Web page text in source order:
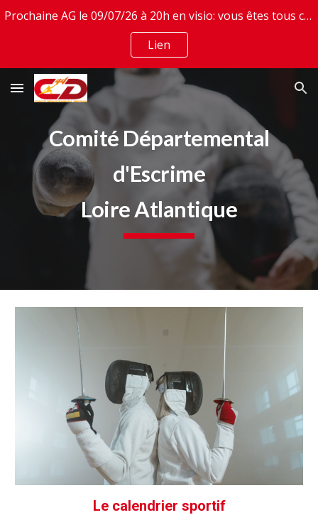
Prochaine AG le 09/07/26 à 20h en visio: vous êtes tous conviés. Invitation en lien
Lien
Comité Départemental
d'Escrime
Loire Atlantique
Le calendrier sportif